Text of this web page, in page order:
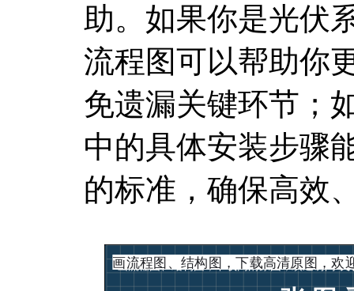
助。如果你是光伏
流程图可以帮助你
免遗漏关键环节；
中的具体安装步骤
的标准，确保高效